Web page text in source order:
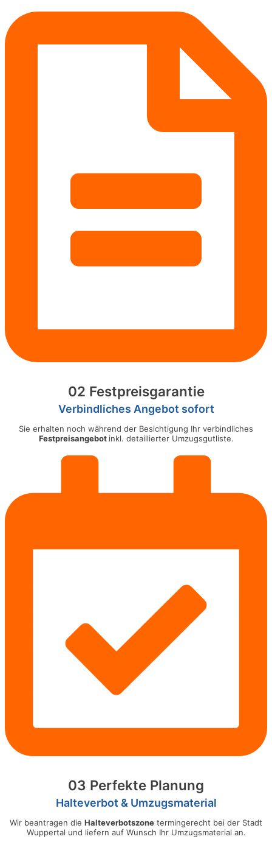
02 Festpreisgarantie
Verbindliches Angebot sofort
Sie erhalten noch während der Besichtigung Ihr verbindliches
Festpreisangebot inkl. detaillierter Umzugsgutliste.
03 Perfekte Planung
Halteverbot & Umzugsmaterial
Wir beantragen die Halteverbotszone termingerecht bei der Stadt
Wuppertal und liefern auf Wunsch Ihr Umzugsmaterial an.